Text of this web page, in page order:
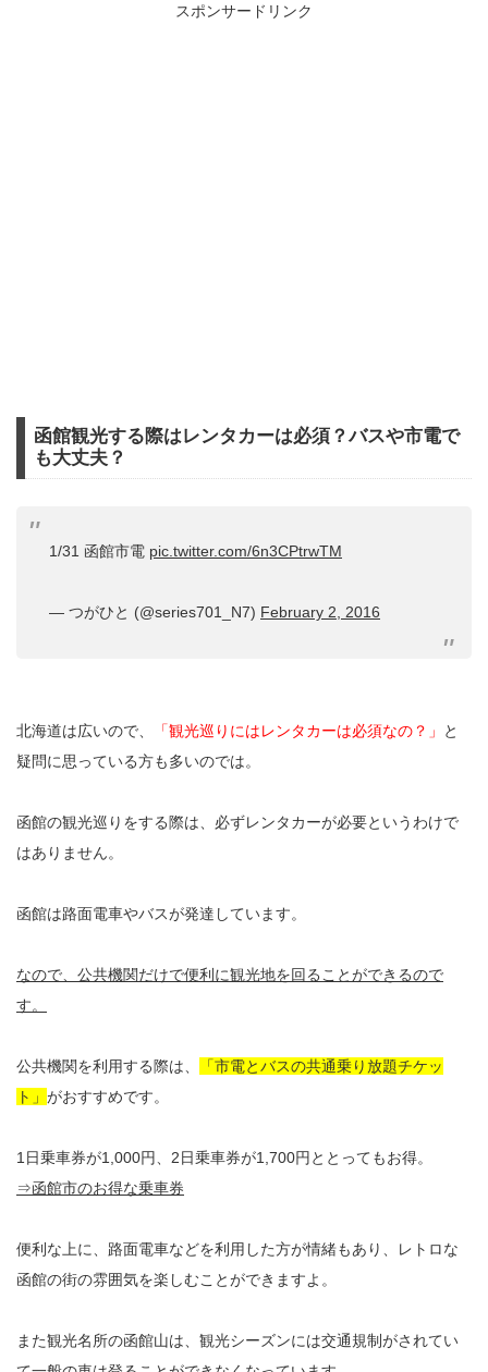
スポンサードリンク
函館観光する際はレンタカーは必須？バスや市電で
も大丈夫？
1/31 函館市電 pic.twitter.com/6n3CPtrwTM
— つがひと (@series701_N7) February 2, 2016
北海道は広いので、 「観光巡りにはレンタカーは必須なの？」
と
疑問に思っている方も多いのでは。
函館の観光巡りをする際は、必ずレンタカーが必要というわけで
はありません。
函館は路面電車やバスが発達しています。
なので、公共機関だけで便利に観光地を回ることができるので
す。
公共機関を利用する際は、
「市電とバスの共通乗り放題チケッ
ト」 がおすすめです。
1日乗車券が1,000円、2日乗車券が1,700円ととってもお得。
⇒函館市のお得な乗車券
便利な上に、路面電車などを利用した方が情緒もあり、レトロな
函館の街の雰囲気を楽しむことができますよ。
また観光名所の函館山は、観光シーズンには交通規制がされてい